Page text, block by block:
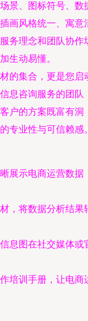
景、图标符号、数
画风格统一、寓意
务理念和团队协作
生动易懂。
的集合，更是您启
息咨询服务的团队
户的方案既富有洞
专业性与可信赖感
展示电商运营数据
，将数据分析结果
息图在社交媒体或
培训手册，让电商